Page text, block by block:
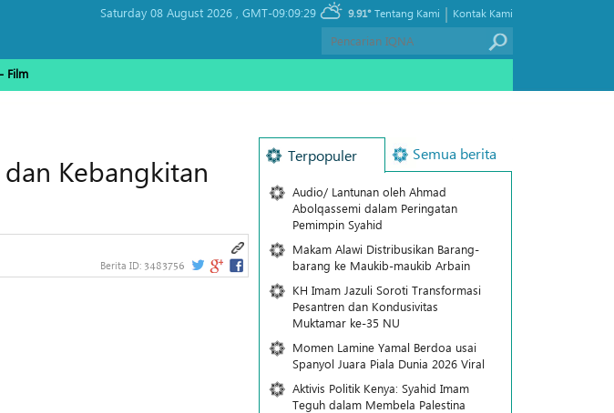
Saturday 08 August 2026 , GMT-09:09:29 9.91° Kontak Kami
|
Tentang Kami
Film
Kebangkitan
Berita ID: 3483756
Terpopuler Semua berita
Audio/ Lantunan oleh Ahmad
Abolqassemi dalam Peringatan
Pemimpin Syahid
Makam Alawi Distribusikan Barang-
barang ke Maukib-maukib Arbain
KH Imam Jazuli Soroti Transformasi
Pesantren dan Kondusivitas
Muktamar ke-35 NU
Momen Lamine Yamal Berdoa usai
Spanyol Juara Piala Dunia 2026 Viral
Aktivis Politik Kenya: Syahid Imam
Teguh dalam Membela Palestina